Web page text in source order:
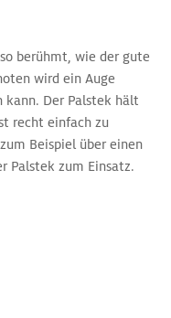
berühmt, wie der gute
wird ein Auge
kann. Der Palstek hält
recht einfach zu
Beispiel über einen
Palstek zum Einsatz.